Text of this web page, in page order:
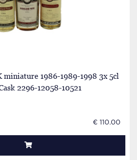
1986-1989-1998 3x 5cl
2296-12058-10521
€ 110.00